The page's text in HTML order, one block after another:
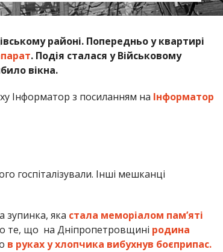
районі. Попередньо у квартирі
. Подія сталася у Військовому
вікна.
Інформатор з посиланням на Інформатор
госпіталізували. Інші мешканці
зупинка, яка стала меморіалом пам’яті
те, що на Дніпропетровщині родина
в руках у хлопчика вибухнув боєприпас.